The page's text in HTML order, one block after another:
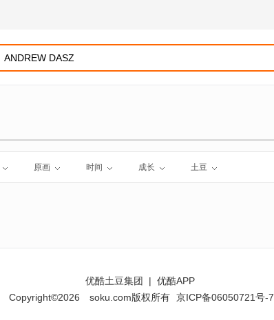
原画 时间 成长 土豆
优酷土豆集团 | 优酷APP
Copyright©2026
soku.com版权所有 京ICP备06050721号-7